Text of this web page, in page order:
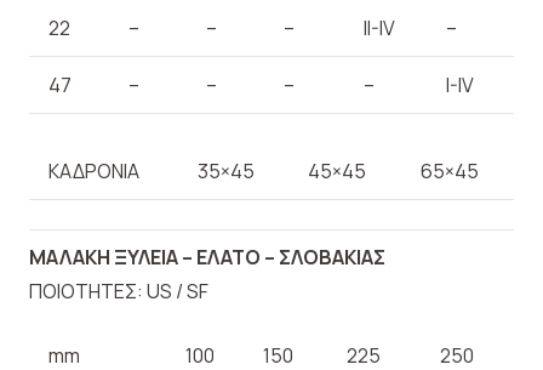
22 – – – II-IV –
47 – – – – I-IV
ΚΑΔΡΟΝΙΑ 35×45 45×45 65×45
ΜΑΛΑΚΗ ΞΥΛΕΙΑ – ΕΛΑΤΟ – ΣΛΟΒΑΚΙΑΣ
ΠΟΙΟΤΗΤΕΣ: US / SF
mm 100 150 225 250